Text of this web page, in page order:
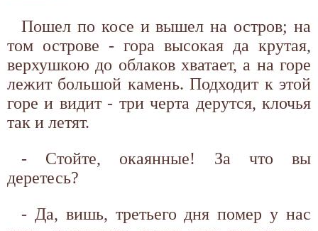
Пошел по косе и вышел на остров; на
том острове - гора высокая да крутая,
верхушкою до облаков хватает, а на горе
лежит большой камень. Подходит к этой
горе и видит - три черта дерутся, клочья
так и летят.
- Стойте, окаянные! За что вы
деретесь?
- Да, вишь, третьего дня помер у нас